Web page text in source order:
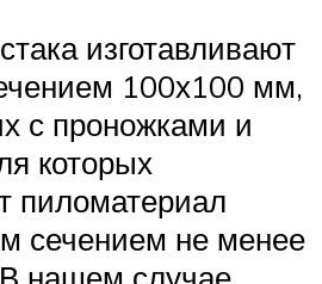
изготавливают
100х100 мм,
с проножками и
которых
пиломатериал
сечением не менее